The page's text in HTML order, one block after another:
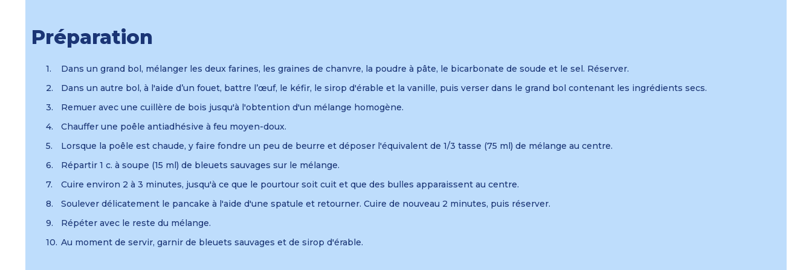
Préparation
Dans un grand bol, mélanger les deux farines, les graines de chanvre, la poudre à pâte, le bicarbonate de soude et le sel. Réserver.
Dans un autre bol, à l'aide d’un fouet, battre l’œuf, le kéfir, le sirop d'érable et la vanille, puis verser dans le grand bol contenant les ingrédients secs.
Remuer avec une cuillère de bois jusqu'à l'obtention d'un mélange homogène.
Chauffer une poêle antiadhésive à feu moyen-doux.
Lorsque la poêle est chaude, y faire fondre un peu de beurre et déposer l'équivalent de 1/3 tasse (75 ml) de mélange au centre.
Répartir 1 c. à soupe (15 ml) de bleuets sauvages sur le mélange.
Cuire environ 2 à 3 minutes, jusqu'à ce que le pourtour soit cuit et que des bulles apparaissent au centre.
Soulever délicatement le pancake à l'aide d'une spatule et retourner. Cuire de nouveau 2 minutes, puis réserver.
Répéter avec le reste du mélange.
Au moment de servir, garnir de bleuets sauvages et de sirop d'érable.